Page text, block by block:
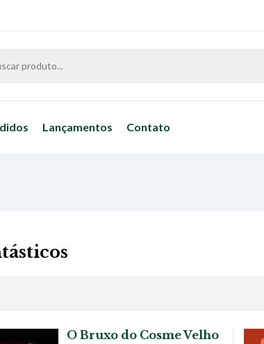
Lançamentos Contato
O Bruxo do Cosme Velho